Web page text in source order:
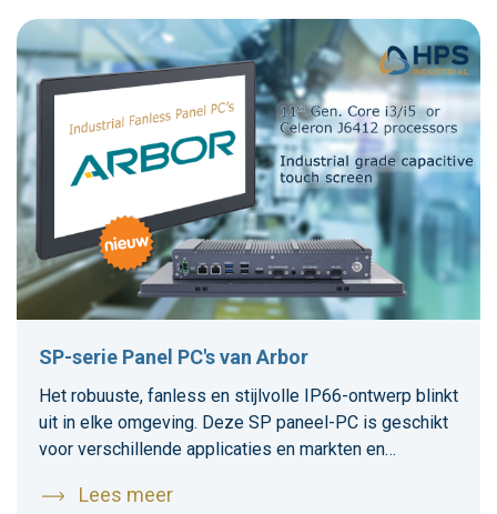
SP-serie Panel PC's van Arbor
Het robuuste, fanless en stijlvolle IP66-ontwerp blinkt
uit in elke omgeving. Deze SP paneel-PC is geschikt
voor verschillende applicaties en markten en
Lees meer